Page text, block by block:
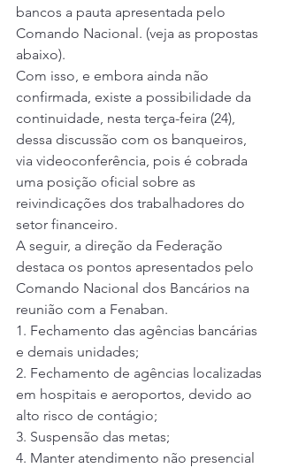
bancos a pauta apresentada pelo
Comando Nacional. (veja as propostas
abaixo).
Com isso, e embora ainda não
confirmada, existe a possibilidade da
continuidade, nesta terça-feira (24),
dessa discussão com os banqueiros,
via videoconferência, pois é cobrada
uma posição oficial sobre as
reivindicações dos trabalhadores do
setor financeiro.
A seguir, a direção da Federação
destaca os pontos apresentados pelo
Comando Nacional dos Bancários na
reunião com a Fenaban.
1. Fechamento das agências bancárias
e demais unidades;
2. Fechamento de agências localizadas
em hospitais e aeroportos, devido ao
alto risco de contágio;
3. Suspensão das metas;
4. Manter atendimento não presencial